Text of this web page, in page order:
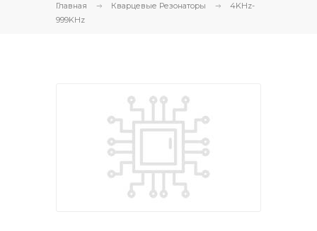
Главная Кварцевые Резонаторы
4KHz-
999KHz